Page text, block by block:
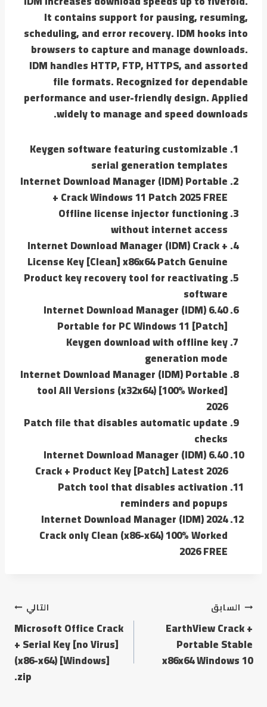
It contains support for pausing, resuming,
scheduling, and error recovery. IDM hooks into
browsers to capture and manage downloads.
IDM handles HTTP, FTP, HTTPS, and assorted
file formats. Recognized for dependable
performance and user-friendly design. Applied
widely to manage and speed downloads.
Keygen software featuring customizable
serial generation templates
Internet Download Manager (IDM) Portable
+ Crack Windows 11 Patch 2025 FREE
Offline license injector functioning
without internet access
Internet Download Manager (IDM) Crack +
License Key [Clean] x86x64 Patch Genuine
Product key recovery tool for reactivating
software
Internet Download Manager (IDM) 6.40
Portable for PC Windows 11 [Patch]
Keygen download with offline key
generation mode
Internet Download Manager (IDM) Portable
tool All Versions (x32x64) [100% Worked]
2026
Patch file that disables automatic update
checks
Internet Download Manager (IDM) 6.40
Crack + Product Key [Patch] Latest 2026
Patch tool that disables activation
reminders and popups
Internet Download Manager (IDM) 2024
Crack only Clean (x86-x64) 100% Worked
2026 FREE
السابق
EarthView Crack +
Portable Stable
x86x64 Windows 10
التالي
Microsoft Office Crack
+ Serial Key [no Virus]
(x86-x64) [Windows]
.zip